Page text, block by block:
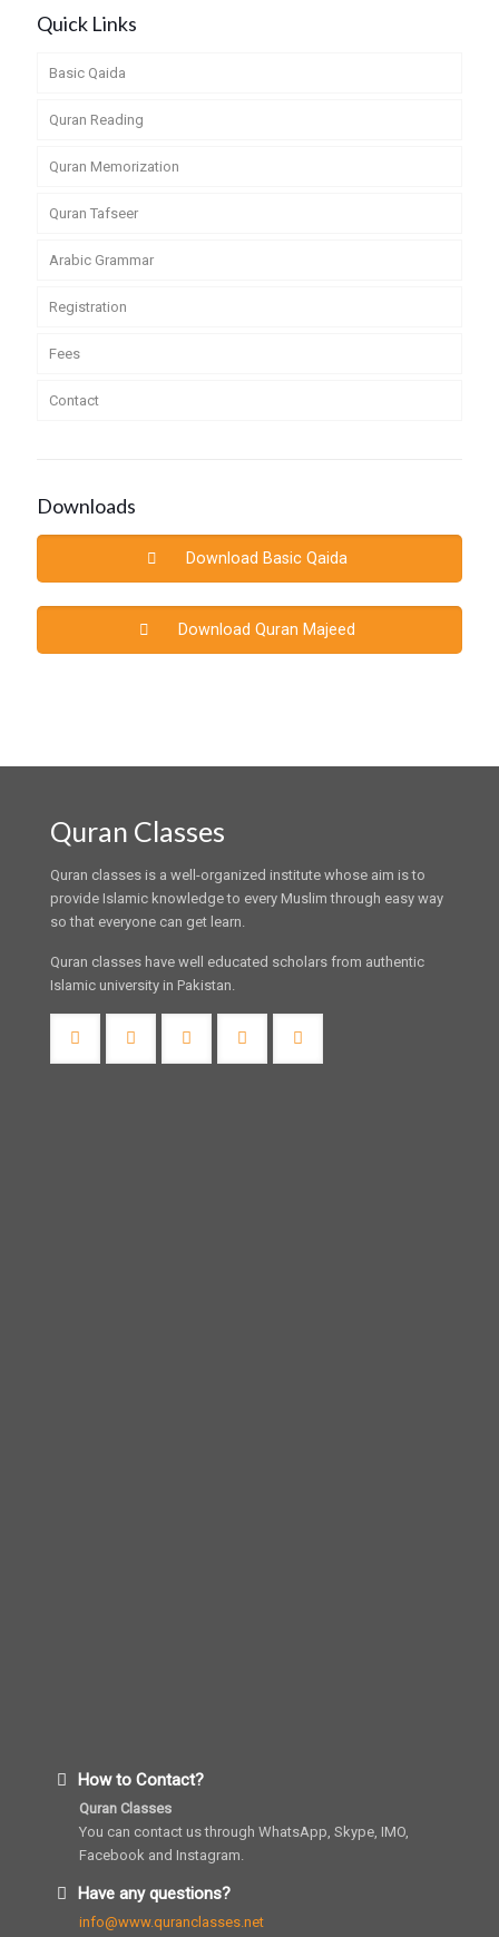
Quick Links
Basic Qaida
Quran Reading
Quran Memorization
Quran Tafseer
Arabic Grammar
Registration
Fees
Contact
Downloads
Download Basic Qaida
Download Quran Majeed
Quran Classes
Quran classes is a well-organized institute whose aim is to
provide Islamic knowledge to every Muslim through easy way
so that everyone can get learn.
Quran classes have well educated scholars from authentic
Islamic university in Pakistan.
How to Contact?
Quran Classes
You can contact us through WhatsApp, Skype, IMO,
Facebook and Instagram.
Have any questions?
info@www.quranclasses.net